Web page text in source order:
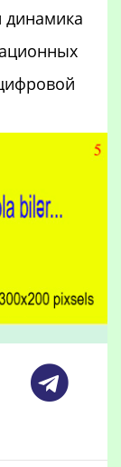
динамика